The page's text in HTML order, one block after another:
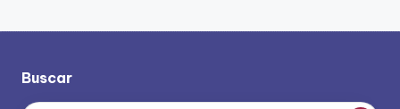
Buscar